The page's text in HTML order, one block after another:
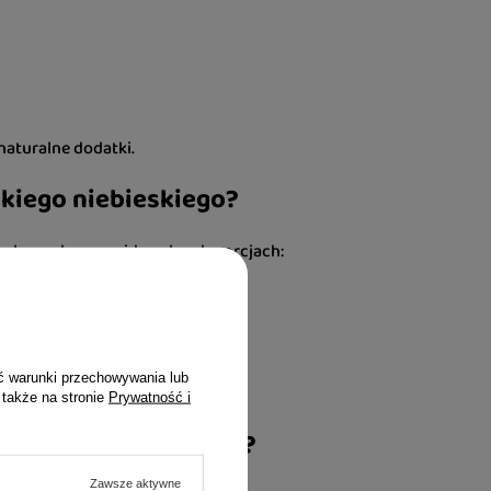
dodatki.
niebieskiego?
przewidywalnych porcjach:
szczupłego.
– które wybrać?
warunki przechowywania lub
na stronie Prywatność i
Zawsze aktywne